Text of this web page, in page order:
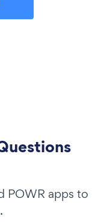
POWR apps to